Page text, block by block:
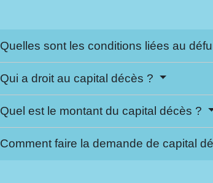
Quelles sont les conditions liées au
Qui a droit au capital décès ?
Quel est le montant du capital décès ?
Comment faire la demande de capital